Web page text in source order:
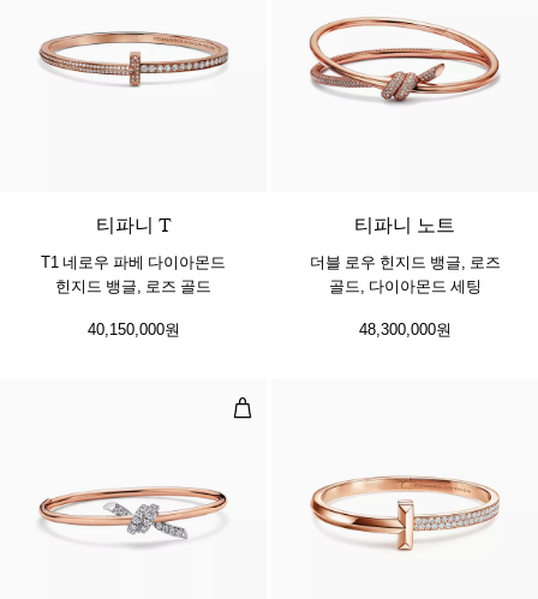
티파니 T
T1 네로우 파베 다이아몬드
힌지드 뱅글, 로즈 골드
40,150,000원
티파니 노트
더블 로우 힌지드 뱅글, 로즈
골드, 다이아몬드 세팅
48,300,000원
뱅글, 로즈 골드 및 플래티늄, 다이